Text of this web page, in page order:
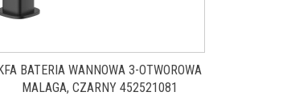
BATERIA WANNOWA 3-OTWOROWA
MALAGA, CZARNY 452521081